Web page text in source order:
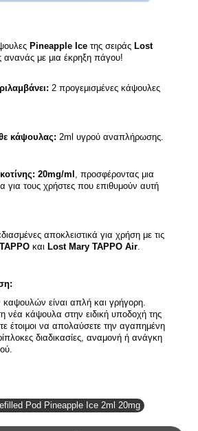
Pineapple Ice της σειράς Lost
ανανάς με μια έκρηξη πάγου!
2 προγεμισμένες κάψουλες
κάψουλας: 2ml υγρού αναπλήρωσης.
20mg/ml , προσφέροντας μια
για τους χρήστες που επιθυμούν αυτή
αποκλειστικά για χρήση με τις
και Lost Mary TAPPO Air.
καψουλών είναι απλή και γρήγορη.
νέα κάψουλα στην ειδική υποδοχή της
έτοιμοι να απολαύσετε την αγαπημένη
διαδικασίες, αναμονή ή ανάγκη
Pod Pineapple Ice 2ml 20mg